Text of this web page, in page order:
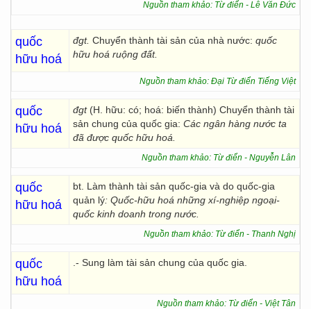
Nguồn tham khảo: Từ điển - Lê Văn Đức
quốc
hữu hoá
đgt. Chuyển thành tài sản của nhà nước: quốc
hữu hoá ruộng đất.
Nguồn tham khảo: Đại Từ điển Tiếng Việt
quốc
hữu hoá
đgt (H. hữu: có; hoá: biến thành) Chuyển thành tài
sản chung của quốc gia: Các ngân hàng nước ta
đã được quốc hữu hoá.
Nguồn tham khảo: Từ điển - Nguyễn Lân
quốc
hữu hoá
bt. Làm thành tài sản quốc-gia và do quốc-gia
quản lý: Quốc-hữu hoá những xí-nghiệp ngoại-
quốc kinh doanh trong nước.
Nguồn tham khảo: Từ điển - Thanh Nghị
quốc
hữu hoá
.- Sung làm tài sản chung của quốc gia.
Nguồn tham khảo: Từ điển - Việt Tân